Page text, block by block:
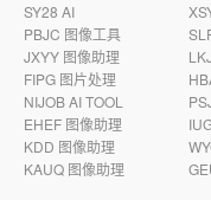
SY28 AI
PBJC 图像工具
JXYY 图像助理
FIPG 图片处理
NIJOB AI TOOL
EHEF 图像助理
KDD 图像助理
KAUQ 图像助理